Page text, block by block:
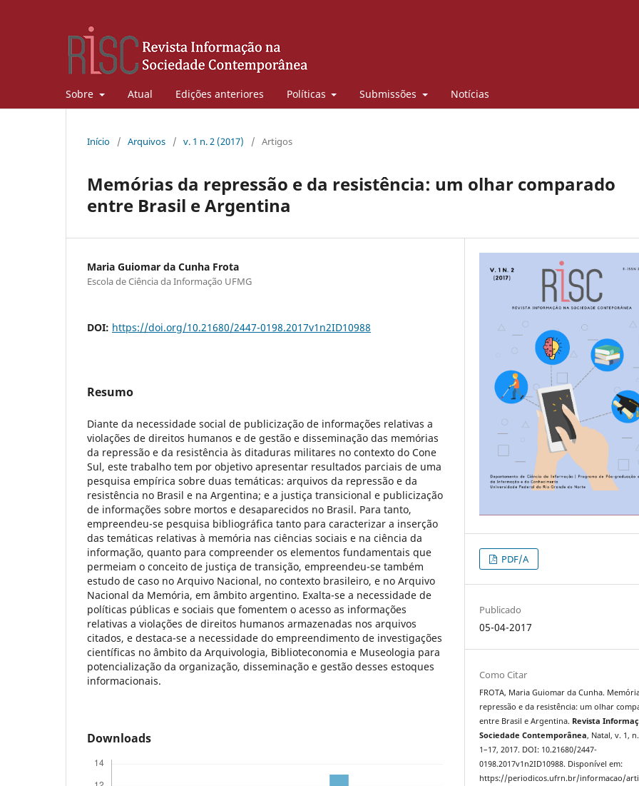
Sobre Atual Edições anteriores Políticas Submissões Notícias
Início / Arquivos / v. 1 n. 2 (2017) / Artigos
Memórias da repressão e da resistência: um olhar comparado
entre Brasil e Argentina
Maria Guiomar da Cunha Frota
Escola de Ciência da Informação UFMG
DOI: https://doi.org/10.21680/2447-0198.2017v1n2ID10988
Resumo
Diante da necessidade social de publicização de informações relativas a
violações de direitos humanos e de gestão e disseminação das memórias
da repressão e da resistência às ditaduras militares no contexto do Cone
Sul, este trabalho tem por objetivo apresentar resultados parciais de uma
pesquisa empírica sobre duas temáticas: arquivos da repressão e da
resistência no Brasil e na Argentina; e a justiça transicional e publicização
de informações sobre mortos e desaparecidos no Brasil. Para tanto,
empreendeu-se pesquisa bibliográfica tanto para caracterizar a inserção
das temáticas relativas à memória nas ciências sociais e na ciência da
informação, quanto para compreender os elementos fundamentais que
permeiam o conceito de justiça de transição, empreendeu-se também
estudo de caso no Arquivo Nacional, no contexto brasileiro, e no Arquivo
Nacional da Memória, em âmbito argentino. Exalta-se a necessidade de
políticas públicas e sociais que fomentem o acesso as informações
relativas a violações de direitos humanos armazenadas nos arquivos
citados, e destaca-se a necessidade do empreendimento de investigações
científicas no âmbito da Arquivologia, Biblioteconomia e Museologia para
potencialização da organização, disseminação e gestão desses estoques
informacionais.
Downloads
PDF/A
Publicado
05-04-2017
Como Citar
FROTA, Maria Guiomar da Cunha.
repressão e da resistência: um olhar
entre Brasil e Argentina. Revista
Sociedade Contemporânea, Natal, v. 1,
1–17, 2017. DOI: 10.21680/2447-
0198.2017v1n2ID10988. Disponível em:
https://periodicos.ufrn.br/informacao/